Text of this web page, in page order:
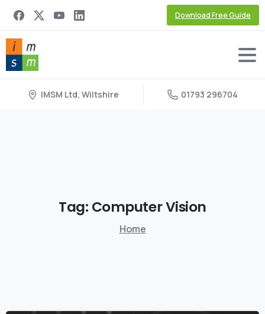
Download Free Guide
IMSM Ltd, Wiltshire 01793 296704
Tag: ComputerVision
Home